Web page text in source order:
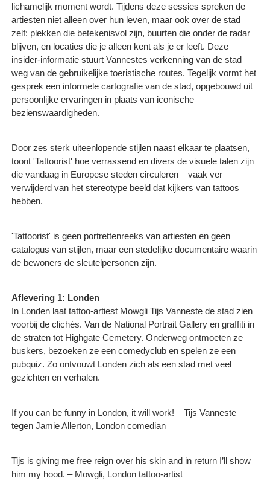
lichamelijk moment wordt. Tijdens deze sessies spreken de
artiesten niet alleen over hun leven, maar ook over de stad
zelf: plekken die betekenisvol zijn, buurten die onder de radar
blijven, en locaties die je alleen kent als je er leeft. Deze
insider-informatie stuurt Vannestes verkenning van de stad
weg van de gebruikelijke toeristische routes. Tegelijk vormt het
gesprek een informele cartografie van de stad, opgebouwd uit
persoonlijke ervaringen in plaats van iconische
bezienswaardigheden.
Door zes sterk uiteenlopende stijlen naast elkaar te plaatsen,
toont 'Tattoorist' hoe verrassend en divers de visuele talen zijn
die vandaag in Europese steden circuleren – vaak ver
verwijderd van het stereotype beeld dat kijkers van tattoos
hebben.
'Tattoorist' is geen portrettenreeks van artiesten en geen
catalogus van stijlen, maar een stedelijke documentaire waarin
de bewoners de sleutelpersonen zijn.
Aflevering 1: Londen
In Londen laat tattoo-artiest Mowgli Tijs Vanneste de stad zien
voorbij de clichés. Van de National Portrait Gallery en graffiti in
de straten tot Highgate Cemetery. Onderweg ontmoeten ze
buskers, bezoeken ze een comedyclub en spelen ze een
pubquiz. Zo ontvouwt Londen zich als een stad met veel
gezichten en verhalen.
If you can be funny in London, it will work! – Tijs Vanneste
tegen Jamie Allerton, London comedian
Tijs is giving me free reign over his skin and in return I’ll show
him my hood. – Mowgli, London tattoo-artist